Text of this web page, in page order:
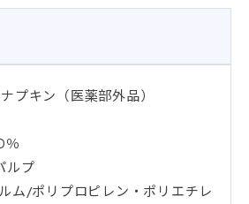
プキン（医薬部外品）
％
ルプ
ム/ポリプロピレン・ポリエチレ